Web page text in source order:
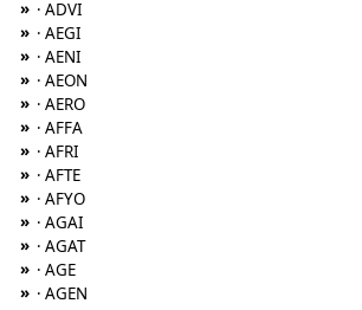
» · ADVI
» · AEGI
» · AENI
» · AEON
» · AERO
» · AFFA
» · AFRI
» · AFTE
» · AFYO
» · AGAI
» · AGAT
» · AGE
» · AGEN